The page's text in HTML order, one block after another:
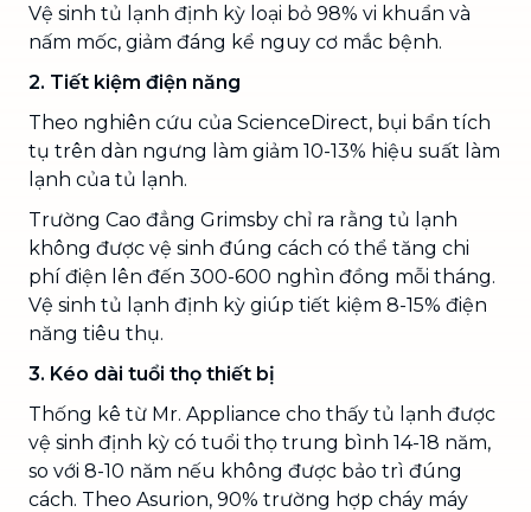
Vệ sinh tủ lạnh định kỳ loại bỏ 98% vi khuẩn và
nấm mốc, giảm đáng kể nguy cơ mắc bệnh.
2. Tiết kiệm điện năng
Theo nghiên cứu của ScienceDirect, bụi bẩn tích
tụ trên dàn ngưng làm giảm 10-13% hiệu suất làm
lạnh của tủ lạnh.
Trường Cao đẳng Grimsby chỉ ra rằng tủ lạnh
không được vệ sinh đúng cách có thể tăng chi
phí điện lên đến 300-600 nghìn đồng mỗi tháng.
Vệ sinh tủ lạnh định kỳ giúp tiết kiệm 8-15% điện
năng tiêu thụ.
3. Kéo dài tuổi thọ thiết bị
Thống kê từ Mr. Appliance cho thấy tủ lạnh được
vệ sinh định kỳ có tuổi thọ trung bình 14-18 năm,
so với 8-10 năm nếu không được bảo trì đúng
cách. Theo Asurion, 90% trường hợp cháy máy